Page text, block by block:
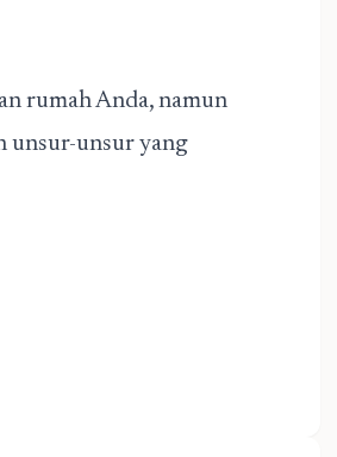
rumah Anda, namun
unsur-unsur yang